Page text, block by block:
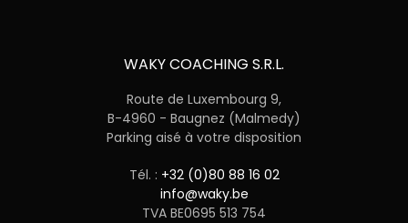
WAKY COACHING S.R.L.
Route de Luxembourg 9,
B-4960 - Baugnez (Malmedy)
Parking aisé à votre disposition
Tél. : +32 (0)80 88 16 02
info@waky.be
TVA BE0695 513 754